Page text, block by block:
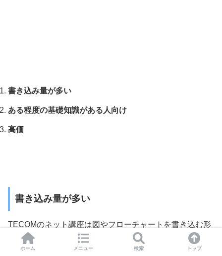
書き込み量が多い
ある程度の基礎知識がある人向け
高価
書き込み量が多い
TECOMのネット講座は図やフローチャートを書き込む形
式で進み、書き込み量が比較的多いです。
ホーム メニュー 検索 トップ